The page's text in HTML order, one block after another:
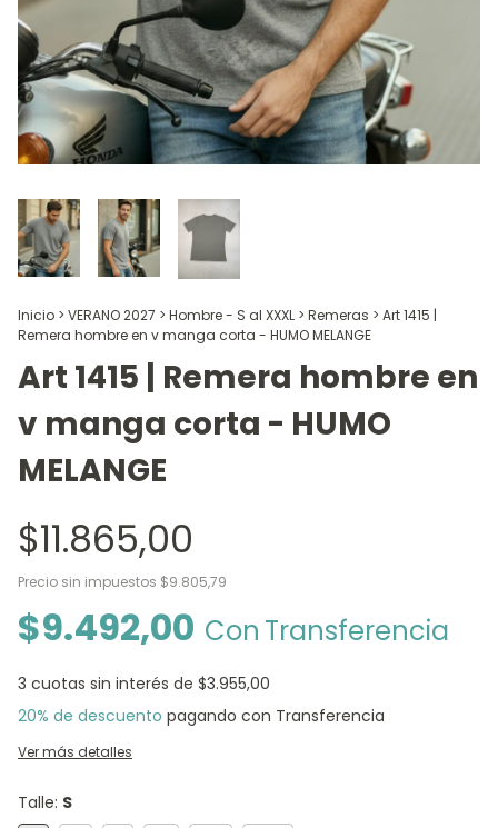
Inicio > VERANO 2027 > Hombre - S al XXXL > Remeras > Art 1415 |
Remera hombre en v manga corta - HUMO MELANGE
Art 1415 | Remera hombre en
v manga corta - HUMO
MELANGE
$11.865,00
Precio sin impuestos $9.805,79
$9.492,00 Con Transferencia
3 cuotas sin interés de $3.955,00
20% de descuento pagando con Transferencia
Ver más detalles
Talle: S